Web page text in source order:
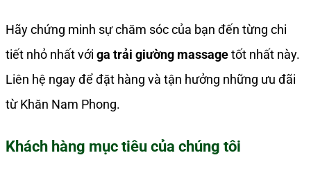
Hãy chứng minh sự chăm sóc của bạn đến từng chi
tiết nhỏ nhất với ga trải giường massagetốt nhất này.
Liên hệ ngay để đặt hàng và tận hưởng những ưu đãi
từ Khăn Nam Phong.
Khách hàng mục tiêu của chúng tôi